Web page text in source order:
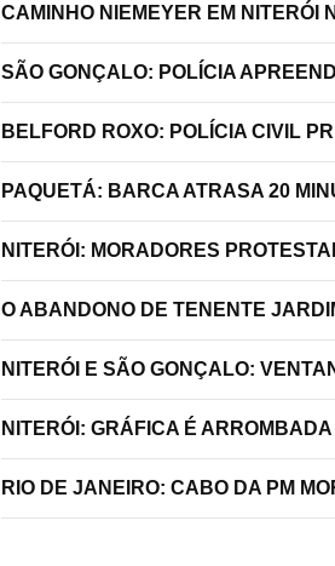
CAMINHO NIEMEYER EM NITERÓI
SÃO GONÇALO: POLÍCIA
BELFORD ROXO: POLÍCIA CIVIL
PAQUETÁ: BARCA ATRASA 20
NITERÓI: MORADORES
O ABANDONO DE TENENTE
NITERÓI E SÃO GONÇALO:
NITERÓI: GRÁFICA É
RIO DE JANEIRO: CABO DA PM